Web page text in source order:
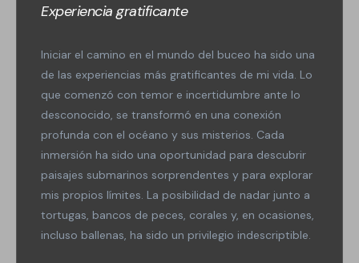
Experiencia gratificante
Iniciar el camino en el mundo del buceo ha sido una
de las experiencias más gratificantes de mi vida. Lo
que comenzó con temor e incertidumbre ante lo
desconocido, se transformó en una conexión
profunda con el océano y sus misterios. Cada
inmersión ha sido una oportunidad para descubrir
paisajes submarinos sorprendentes y para explorar
mis propios límites. La posibilidad de nadar junto a
tortugas, bancos de peces, corales y, en ocasiones,
incluso ballenas, ha sido un privilegio indescriptible.